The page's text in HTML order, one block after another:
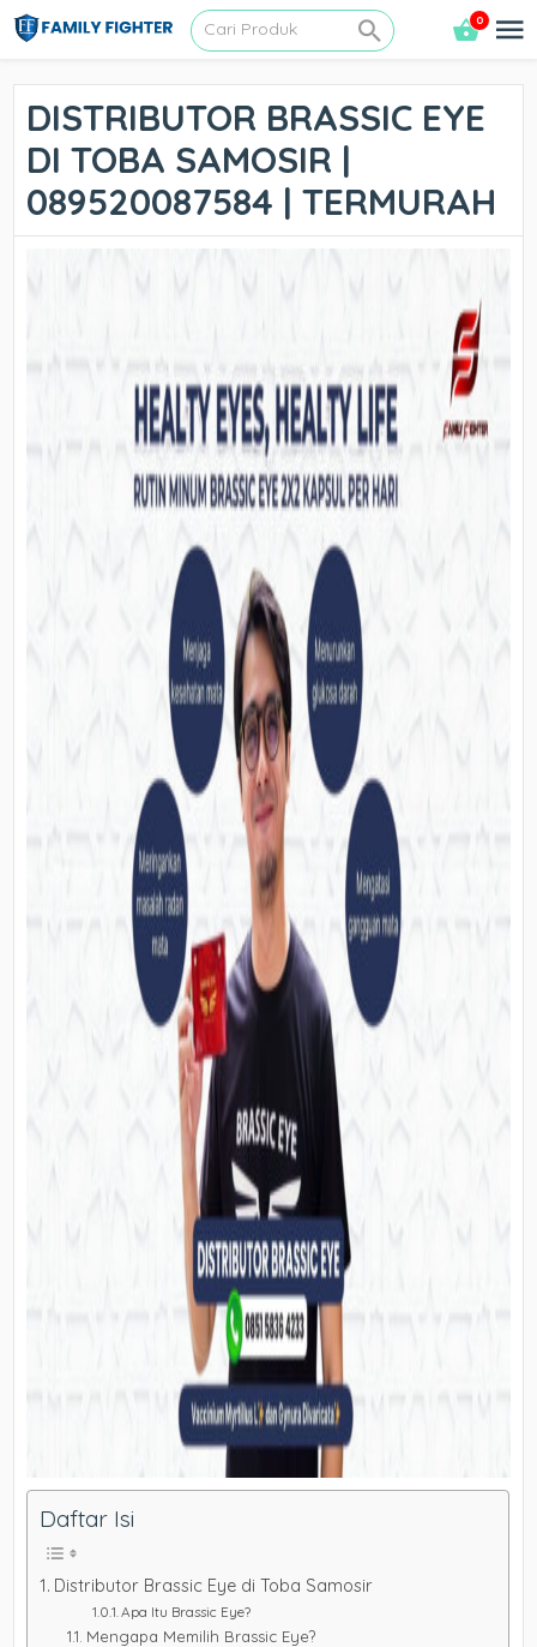
0
DISTRIBUTOR BRASSIC EYE
DI TOBA SAMOSIR |
089520087584 | TERMURAH
Daftar Isi
Distributor Brassic Eye di Toba Samosir
Apa Itu Brassic Eye?
Mengapa Memilih Brassic Eye?